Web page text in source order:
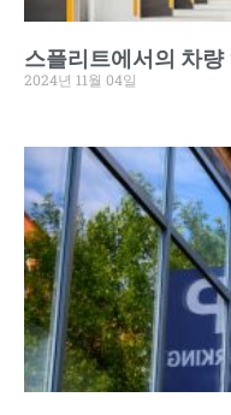
스플리트에서의 차량
2024년 11월 04일